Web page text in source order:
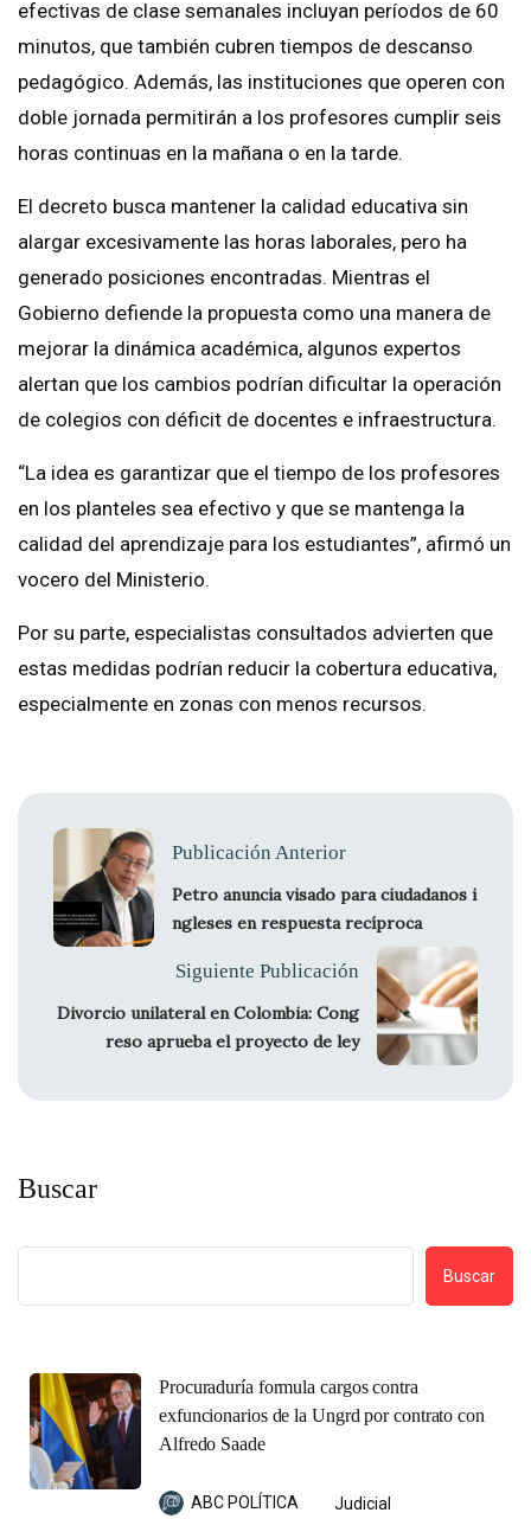
efectivas de clase semanales incluyan períodos de 60
minutos, que también cubren tiempos de descanso
pedagógico. Además, las instituciones que operen con
doble jornada permitirán a los profesores cumplir seis
horas continuas en la mañana o en la tarde.
El decreto busca mantener la calidad educativa sin
alargar excesivamente las horas laborales, pero ha
generado posiciones encontradas. Mientras el
Gobierno defiende la propuesta como una manera de
mejorar la dinámica académica, algunos expertos
alertan que los cambios podrían dificultar la operación
de colegios con déficit de docentes e infraestructura.
“La idea es garantizar que el tiempo de los profesores
en los planteles sea efectivo y que se mantenga la
calidad del aprendizaje para los estudiantes”, afirmó un
vocero del Ministerio.
Por su parte, especialistas consultados advierten que
estas medidas podrían reducir la cobertura educativa,
especialmente en zonas con menos recursos.
Publicación Anterior
Petro anuncia visado para ciudadanos i
ngleses en respuesta recíproca
Siguiente Publicación
Divorcio unilateral en Colombia: Cong
reso aprueba el proyecto de ley
Buscar
Buscar
Procuraduría formula cargos contra
exfuncionarios de la Ungrd por contrato con
Alfredo Saade
ABC POLÍTICA Judicial